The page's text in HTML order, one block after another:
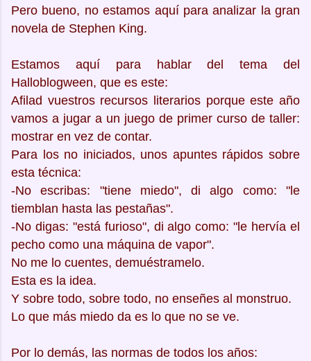
Pero bueno, no estamos aquí para analizar la gran
novela de Stephen King.
Estamos aquí para hablar del tema del
Halloblogween, que es este:
Afilad vuestros recursos literarios porque este año
vamos a jugar a un juego de primer curso de taller:
mostrar en vez de contar.
Para los no iniciados, unos apuntes rápidos sobre
esta técnica:
-No escribas: "tiene miedo", di algo como: "le
tiemblan hasta las pestañas".
-No digas: "está furioso", di algo como: "le hervía el
pecho como una máquina de vapor".
No me lo cuentes, demuéstramelo.
Esta es la idea.
Y sobre todo, sobre todo, no enseñes al monstruo.
Lo que más miedo da es lo que no se ve.
Por lo demás, las normas de todos los años: